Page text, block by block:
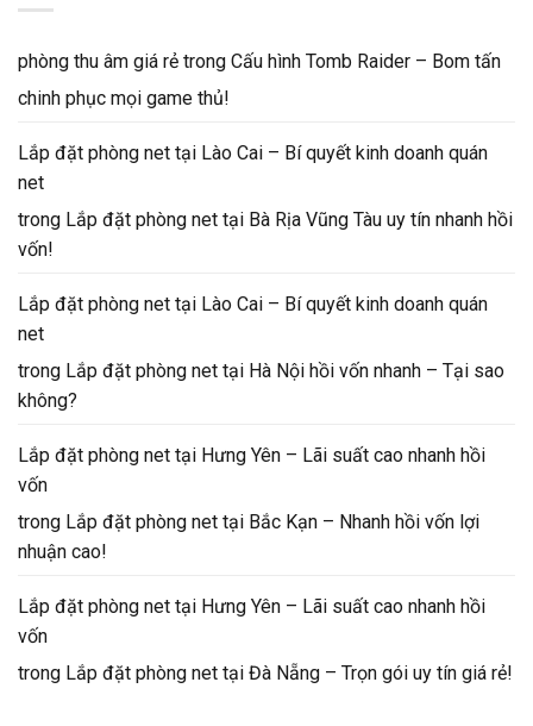
phòng thu âm giá rẻ trong Cấu hình Tomb Raider – Bom tấn
chinh phục mọi game thủ!
Lắp đặt phòng net tại Lào Cai – Bí quyết kinh doanh quán
net
trong Lắp đặt phòng net tại Bà Rịa Vũng Tàu uy tín nhanh hồi
vốn!
Lắp đặt phòng net tại Lào Cai – Bí quyết kinh doanh quán
net
trong Lắp đặt phòng net tại Hà Nội hồi vốn nhanh – Tại sao
không?
Lắp đặt phòng net tại Hưng Yên – Lãi suất cao nhanh hồi
vốn
trong Lắp đặt phòng net tại Bắc Kạn – Nhanh hồi vốn lợi
nhuận cao!
Lắp đặt phòng net tại Hưng Yên – Lãi suất cao nhanh hồi
vốn
trong Lắp đặt phòng net tại Đà Nẵng – Trọn gói uy tín giá rẻ!